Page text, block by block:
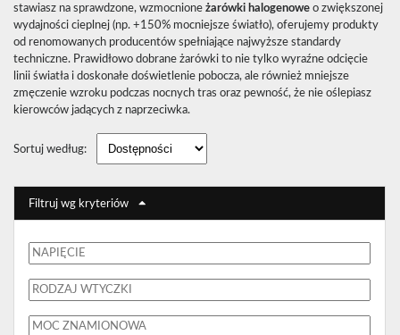
stawiasz na sprawdzone, wzmocnione żarówki halogenowe o zwiększonej
wydajności cieplnej (np. +150% mocniejsze światło), oferujemy produkty
od renomowanych producentów spełniające najwyższe standardy
techniczne. Prawidłowo dobrane żarówki to nie tylko wyraźne odcięcie
linii światła i doskonałe doświetlenie pobocza, ale również mniejsze
zmęczenie wzroku podczas nocnych tras oraz pewność, że nie oślepiasz
kierowców jadących z naprzeciwka.
Sortuj według:
Filtruj wg kryteriów